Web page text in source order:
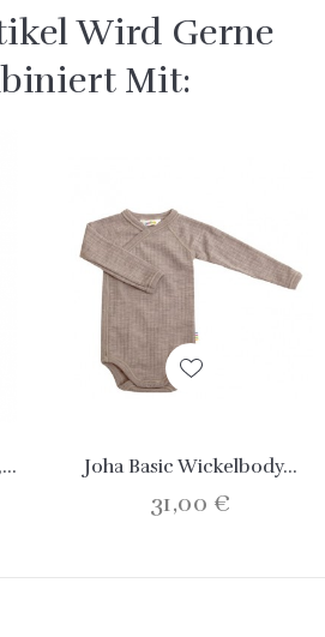
Wird Gerne
Mit:
Joha Basic Wickelbody...
31,00 €